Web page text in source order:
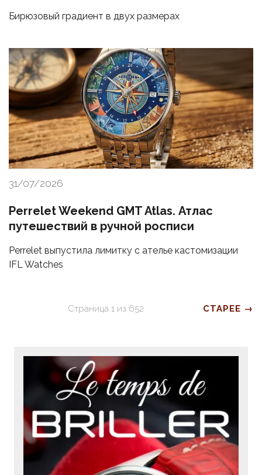
Бирюзовый градиент в двух размерах
31/07/2026
Perrelet Weekend GMT Atlas. Атлас
путешествий в ручной росписи
Perrelet выпустила лимитку с ателье кастомизации
IFL Watches
Страница 1 из 652 СТАРЕЕ →